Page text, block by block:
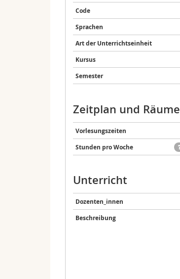
Code
Sprachen
Art der Unterrichtseinheit
Kursus
Semester
Zeitplan und Räume
Vorlesungszeiten
Stunden pro Woche
Unterricht
Dozenten_innen
Beschreibung